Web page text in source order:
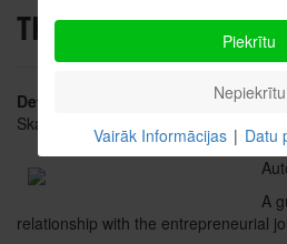
THE SELF-RELIANT
Detaļas
Skatīts: 2790
A
relationship with the entrepreneurial
Piekrītu
Nepiekrītu
Vairāk Informācijas | Datu